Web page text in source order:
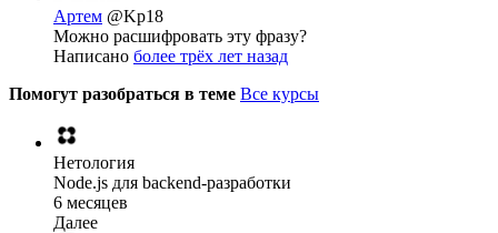
Артем @Kp18
Можно расшифровать эту фразу?
Написано более трёх лет назад
Помогут разобраться в теме Все курсы
Нетология
Node.js для backend-разработки
6 месяцев
Далее